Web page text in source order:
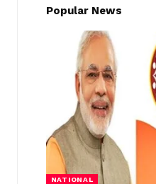
Popular News
NATIONAL